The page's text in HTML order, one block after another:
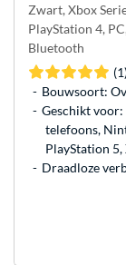
Zwart, Xbox
PlayStation 4,
Bluetooth
Bouwsoort:
Geschikt
telefoons,
PlayStation 5,
Draadloze